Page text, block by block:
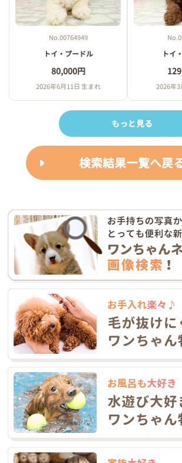
No.00764949
トイ・プードル
80,000円
2026年6月11日 生まれ
トイ
2026年3
もっと見る
検索結果一覧へ戻